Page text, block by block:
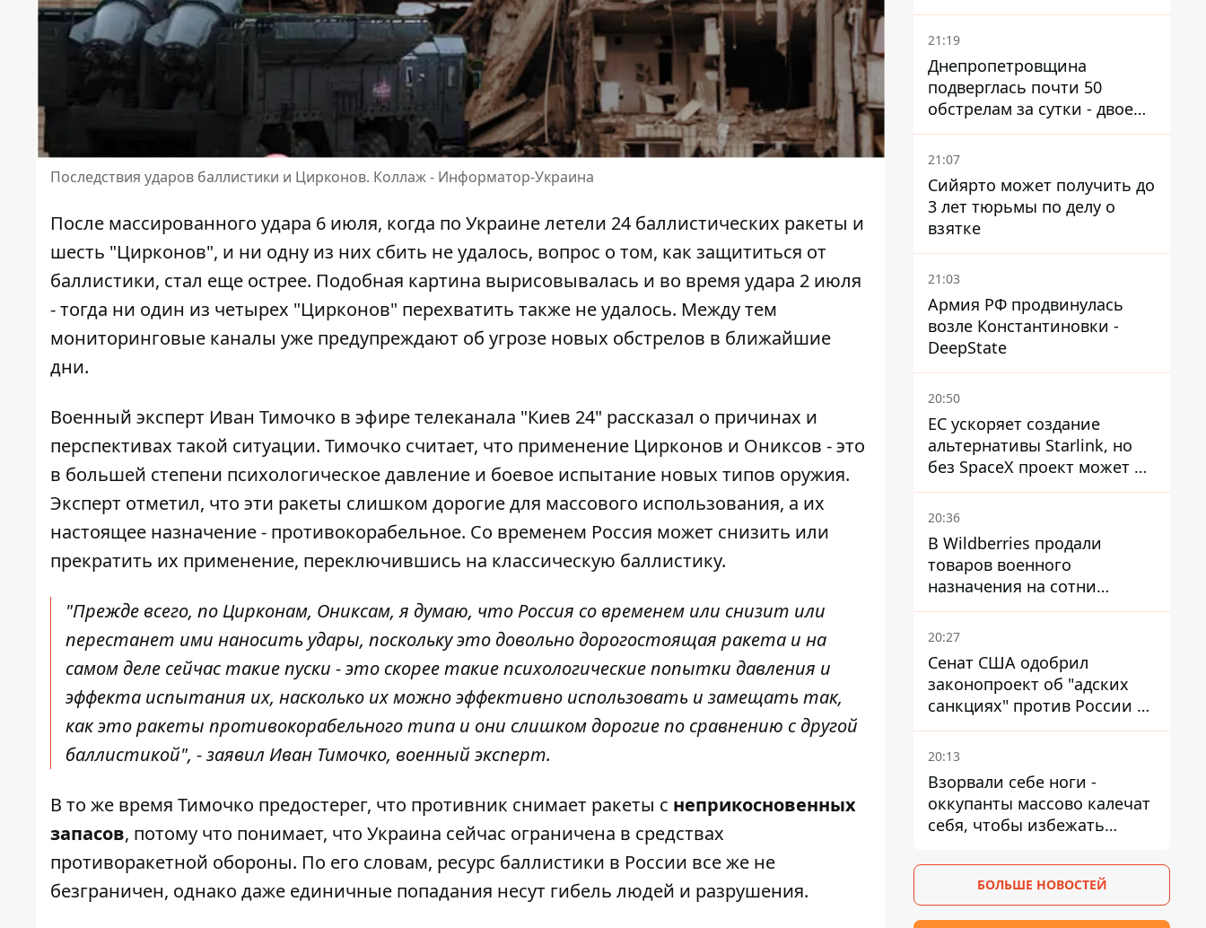
Последствия ударов баллистики и Цирконов. Коллаж - Информатор-Украина
После массированного удара 6 июля, когда по Украине летели 24 баллистических ракеты и
шесть "Цирконов", и ни одну из них сбить не удалось, вопрос о том, как защититься от
баллистики, стал еще острее. Подобная картина вырисовывалась и во время удара 2 июля
- тогда ни один из четырех "Цирконов" перехватить также не удалось. Между тем
мониторинговые каналы уже предупреждают об угрозе новых обстрелов в ближайшие
дни.
Военный эксперт Иван Тимочко в эфире телеканала "Киев 24" рассказал о причинах и
перспективах такой ситуации. Тимочко считает, что применение Цирконов и Ониксов - это
в большей степени психологическое давление и боевое испытание новых типов оружия.
Эксперт отметил, что эти ракеты слишком дорогие для массового использования, а их
настоящее назначение - противокорабельное. Со временем Россия может снизить или
прекратить их применение, переключившись на классическую баллистику.
"Прежде всего, по Цирконам, Ониксам, я думаю, что Россия со временем или снизит или
перестанет ими наносить удары, поскольку это довольно дорогостоящая ракета и на
самом деле сейчас такие пуски - это скорее такие психологические попытки давления и
эффекта испытания их, насколько их можно эффективно использовать и замещать так,
как это ракеты противокорабельного типа и они слишком дорогие по сравнению с другой
баллистикой", - заявил Иван Тимочко, военный эксперт.
В то же время Тимочко предостерег, что противник снимает ракеты с неприкосновенных
запасов, потому что понимает, что Украина сейчас ограничена в средствах
противоракетной обороны. По его словам, ресурс баллистики в России все же не
безграничен, однако даже единичные попадания несут гибель людей и разрушения.
21:19
Днепропетровщина
подверглась почти 50
обстрелам за сутки - двое
погибших, шесть
пострадавших
21:07
Сийярто может получить до
3 лет тюрьмы по делу о
взятке
21:03
Армия РФ продвинулась
возле Константиновки -
DeepState
20:50
ЕС ускоряет создание
альтернативы Starlink, но
без SpaceX проект может не
обойтись
20:36
В Wildberries продали
товаров военного
назначения на сотни
миллионов, но удары ВСУ
изменили ситуацию
20:27
Сенат США одобрил
законопроект об "адских
санкциях" против России и
Ирана
20:13
Взорвали себе ноги -
оккупанты массово калечат
себя, чтобы избежать
БОЛЬШЕ НОВОСТЕЙ